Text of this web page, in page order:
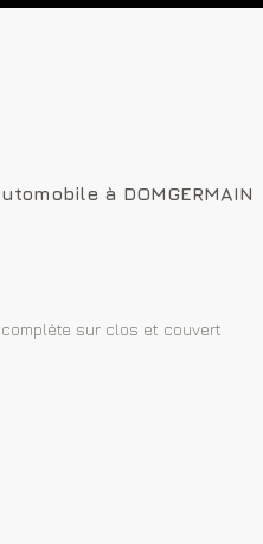
à DOMGERMAIN
sur clos et couvert